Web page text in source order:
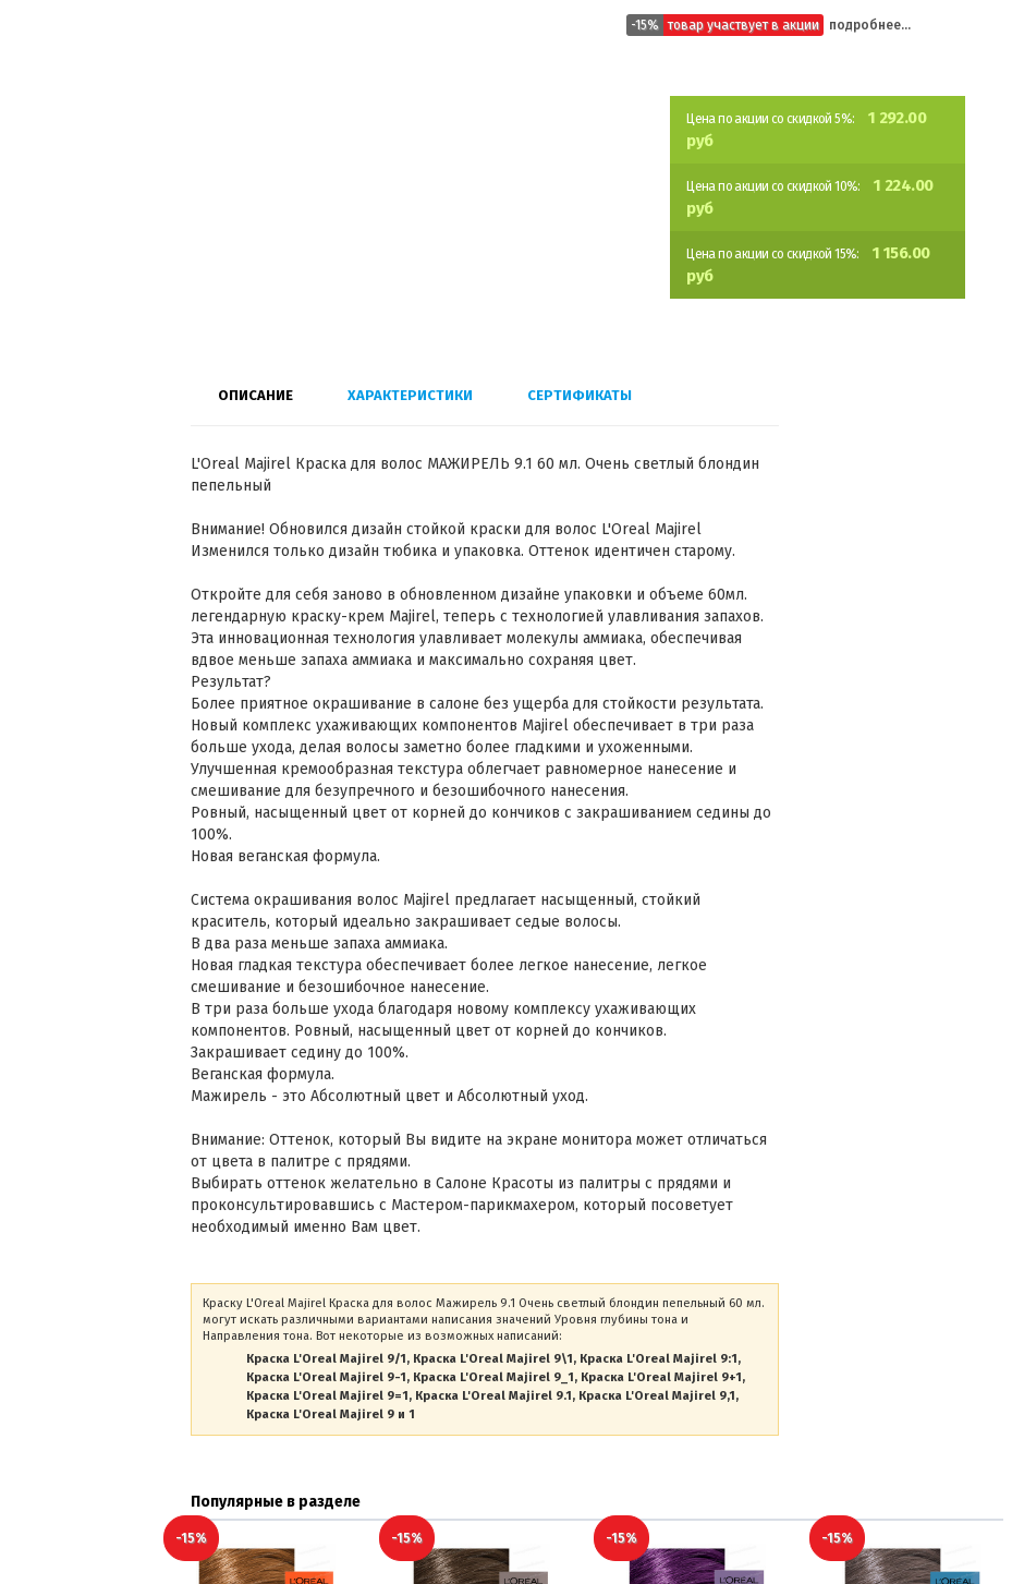
-15% товар участвует в акции подробнее...
Цена по акции со скидкой 5%:
1 292.00
руб
Цена по акции со скидкой 10%:
1 224.00
руб
Цена по акции со скидкой 15%:
1 156.00
руб
ОПИСАНИЕ ХАРАКТЕРИСТИКИ СЕРТИФИКАТЫ
L'Oreal Majirel Краска для волос МАЖИРЕЛЬ 9.1 60 мл. Очень светлый блондин
пепельный
Внимание! Обновился дизайн стойкой краски для волос L'Oreal Majirel
Изменился только дизайн тюбика и упаковка. Оттенок идентичен старому.
Откройте для себя заново в обновленном дизайне упаковки и объеме 60мл.
легендарную краску-крем Majirel, теперь с технологией улавливания запахов.
Эта инновационная технология улавливает молекулы аммиака, обеспечивая
вдвое меньше запаха аммиака и максимально сохраняя цвет.
Результат?
Более приятное окрашивание в салоне без ущерба для стойкости результата.
Новый комплекс ухаживающих компонентов Majirel обеспечивает в три раза
больше ухода, делая волосы заметно более гладкими и ухоженными.
Улучшенная кремообразная текстура облегчает равномерное нанесение и
смешивание для безупречного и безошибочного нанесения.
Ровный, насыщенный цвет от корней до кончиков с закрашиванием седины до
100%.
Новая веганская формула.
Система окрашивания волос Majirel предлагает насыщенный, стойкий
краситель, который идеально закрашивает седые волосы.
В два раза меньше запаха аммиака.
Новая гладкая текстура обеспечивает более легкое нанесение, легкое
смешивание и безошибочное нанесение.
В три раза больше ухода благодаря новому комплексу ухаживающих
компонентов. Ровный, насыщенный цвет от корней до кончиков.
Закрашивает седину до 100%.
Веганская формула.
Мажирель - это Абсолютный цвет и Абсолютный уход.
Внимание: Оттенок, который Вы видите на экране монитора может отличаться
от цвета в палитре с прядями.
Выбирать оттенок желательно в Салоне Красоты из палитры с прядями и
проконсультировавшись с Мастером-парикмахером, который посоветует
необходимый именно Вам цвет.
Краску L'Oreal Majirel Краска для волос Мажирель 9.1 Очень светлый блондин пепельный 60 мл.
могут искать различными вариантами написания значений Уровня глубины тона и
Направления тона. Вот некоторые из возможных написаний:
Краска L'Oreal Majirel 9/1
Краска L'Oreal Majirel 9\1
Краска L'Oreal Majirel 9:1
Краска L'Oreal Majirel 9-1
Краска L'Oreal Majirel 9_1
Краска L'Oreal Majirel 9+1
Краска L'Oreal Majirel 9=1
Краска L'Oreal Majirel 9.1
Краска L'Oreal Majirel 9,1
Краска L'Oreal Majirel 9 и 1
Популярные в разделе
-15% -15% -15% -15%